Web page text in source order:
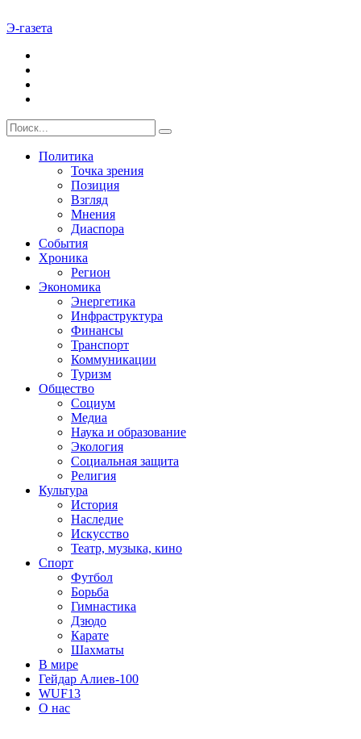
Э-газета
Политика
Точка зрения
Позиция
Взгляд
Мнения
Диаспора
События
Хроника
Регион
Экономика
Энергетика
Инфраструктура
Финансы
Транспорт
Коммуникации
Туризм
Общество
Социум
Медиа
Наука и образование
Экология
Социальная защита
Религия
Культура
История
Наследие
Искусство
Театр, музыка, кино
Спорт
Футбол
Борьба
Гимнастика
Дзюдо
Карате
Шахматы
В мире
Гейдар Алиев-100
WUF13
О нас